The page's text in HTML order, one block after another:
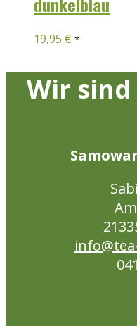
19,95 € *
Wir sind